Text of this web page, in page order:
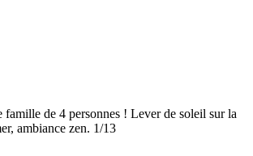
famille de 4 personnes ! Lever de soleil sur la
ambiance zen. 1/13